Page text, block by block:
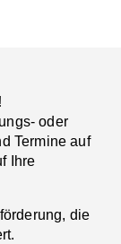
oder
Termine auf
Ihre
die